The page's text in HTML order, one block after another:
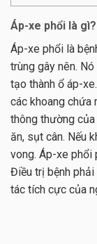
Áp-xe phổi là gì?
Áp-xe phổi là
trùng gây nên.
tạo thành ổ áp-
các khoang chứa
thông thường
ăn, sụt cân. Nếu
vong. Áp-xe phổi
Điều trị bệnh phải
tác tích cực của